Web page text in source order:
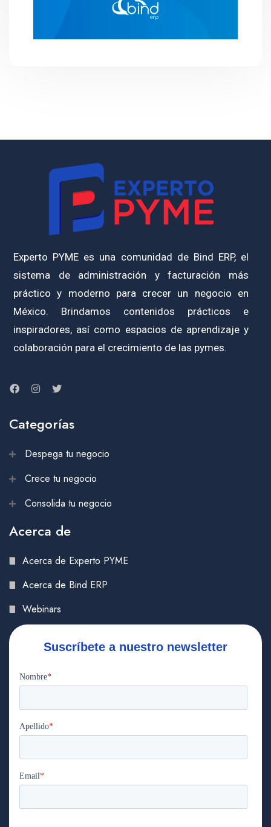
Experto PYME es una comunidad de Bind ERP, el
sistema de administración y facturación más
práctico y moderno para crecer un negocio en
México. Brindamos contenidos prácticos e
inspiradores, así como espacios de aprendizaje y
colaboración para el crecimiento de las pymes.
Categorías
Despega tu negocio
Crece tu negocio
Consolida tu negocio
Acerca de
Acerca de Experto PYME
Acerca de Bind ERP
Webinars
Suscríbete a nuestro newsletter